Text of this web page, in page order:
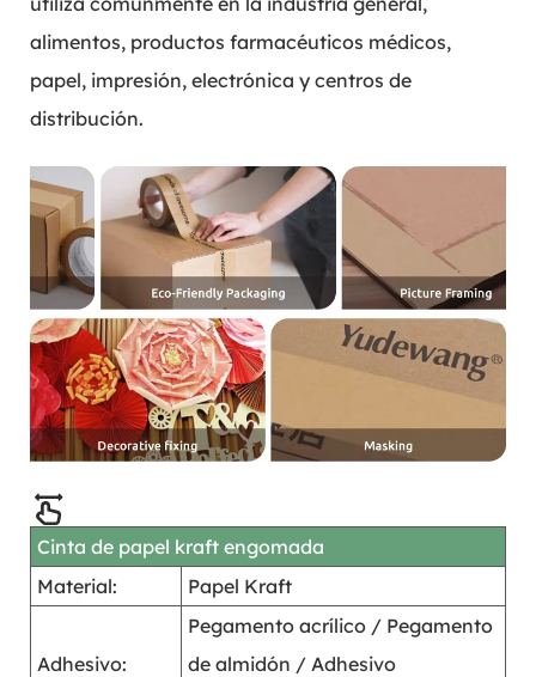
alimentos, productos farmacéuticos médicos,
papel, impresión, electrónica y centros de
distribución.
Cinta de papel kraft engomada
Material:
Papel Kraft
Adhesivo:
Pegamento acrílico / Pegamento
de almidón / Adhesivo